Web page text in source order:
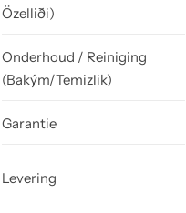
Özelliði)
Onderhoud / Reiniging
(Bakým/Temizlik)
Garantie
Levering